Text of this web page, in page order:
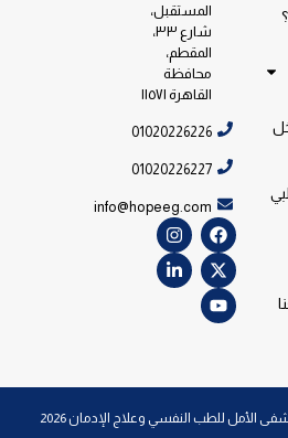
المستقبل،
شارع ٣٣،
المقطم،
محافظة
القاهرة ١١٥٧١
01020226226
01020226227
info@hopeeg.com
للطب النفسي وعلاج الإدمان 2026